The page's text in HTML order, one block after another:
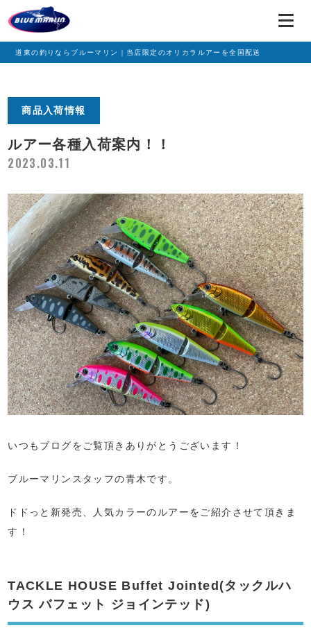
道東の釣りならブルーマリン｜当店限定のオリカラルアーを全国配送
商品入荷情報
ルアー各種入荷案内！！
2023.03.11
いつもブログをご覧頂きありがとうございます！
ブルーマリンスタッフの青木です。
ドドっと新発売、人気カラーのルアーをご紹介させて頂きま
す！
TACKLE HOUSE Buffet Jointed(タックルハ
ウス バフェット ジョインテッド)